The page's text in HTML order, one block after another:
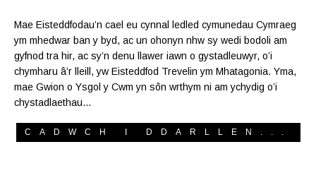
Mae Eisteddfodau’n cael eu cynnal ledled cymunedau Cymraeg
ym mhedwar ban y byd, ac un ohonyn nhw sy wedi bodoli am
gyfnod tra hir, ac sy’n denu llawer iawn o gystadleuwyr, o’i
chymharu â’r lleill, yw Eisteddfod Trevelin ym Mhatagonia. Yma,
mae Gwion o Ysgol y Cwm yn sôn wrthym ni am ychydig o’i
chystadlaethau…
CADWCH I DDARLLEN...